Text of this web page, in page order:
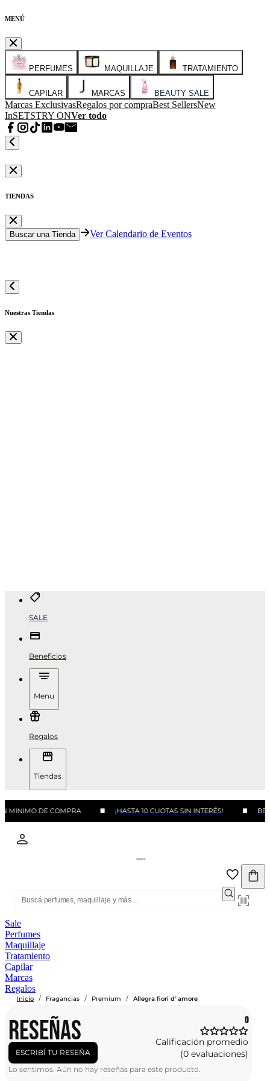
MENÚ
PERFUMES MAQUILLAJE TRATAMIENTO
CAPILAR MARCAS BEAUTY SALE
Marcas ExclusivasRegalos por compraBest SellersNew
InSETSTRY ONVer todo
TIENDAS
Buscar una Tienda Ver Calendario de Eventos
Nuestras Tiendas
SALE
Beneficios
Menu
Regalos
Tiendas
MINIMO DE COMPRA ¡HASTA 10 CUOTAS SIN INTERÉS!
Sale
Perfumes
Maquillaje
Tratamiento
Capilar
Marcas
Regalos
Inicio / Fragancias / Premium / Allegra fiori d' amore
RESEÑAS
ESCRIBÍ TU RESEÑA
0
Calificación promedio
(0 evaluaciones)
Lo sentimos. Aún no hay reseñas para este producto.